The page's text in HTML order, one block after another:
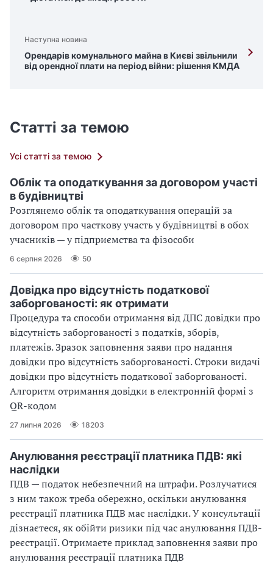
Наступна новина
Орендарів комунального майна в Києві звільнили
від орендної плати на період війни: рішення КМДА
Статті за темою
Усі статті за темою
Облік та оподаткування за договором участі
в будівництві
Розглянемо облік та оподаткування операцій за
договором про часткову участь у будівництві в обох
учасників — у підприємства та фізособи
6 серпня 2026 50
Довідка про відсутність податкової
заборгованості: як отримати
Процедура та способи отримання від ДПС довідки про
відсутність заборгованості з податків, зборів,
платежів. Зразок заповнення заяви про надання
довідки про відсутність заборгованості. Строки видачі
довідки про відсутність податкової заборгованості.
Алгоритм отримання довідки в електронній формі з
QR-кодом
27 липня 2026 18203
Анулювання реєстрації платника ПДВ: які
наслідки
ПДВ — податок небезпечний на штрафи. Розлучатися
з ним також треба обережно, оскільки анулювання
реєстрації платника ПДВ має наслідки. У консультації
дізнаєтеся, як обійти ризики під час анулювання ПДВ-
реєстрації. Отримаєте приклад заповнення заяви про
анулювання реєстрації платника ПДВ